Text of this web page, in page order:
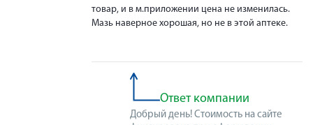
товар, и в м.приложении цена не изменилась.
Мазь наверное хорошая, но не в этой аптеке.
Ответ компании
Добрый день! Стоимость на сайте